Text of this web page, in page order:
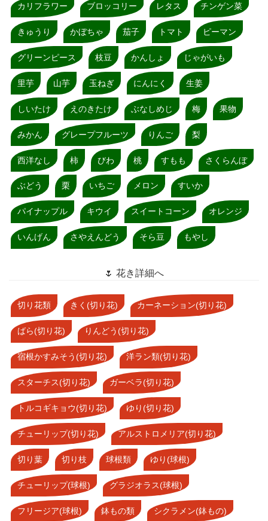
カリフラワー ブロッコリー レタス チンゲン菜
きゅうり かぼちゃ 茄子 トマト ピーマン
グリーンピース 枝豆 かんしょ じゃがいも
里芋 山芋 玉ねぎ にんにく 生姜
しいたけ えのきたけ ぶなしめじ 梅 果物
みかん グレープフルーツ りんご 梨
西洋なし 柿 びわ 桃 すもも さくらんぼ
ぶどう 栗 いちご メロン すいか
パイナップル キウイ スイートコーン オレンジ
いんげん さやえんどう そら豆 もやし
🌷 花き詳細へ
切り花類 きく(切り花) カーネーション(切り花)
ばら(切り花) りんどう(切り花)
宿根かすみそう(切り花) 洋ラン類(切り花)
スターチス(切り花) ガーベラ(切り花)
トルコギキョウ(切り花) ゆり(切り花)
チューリップ(切り花) アルストロメリア(切り花)
切り葉 切り枝 球根類 ゆり(球根)
チューリップ(球根) グラジオラス(球根)
フリージア(球根) 鉢もの類 シクラメン(鉢もの)